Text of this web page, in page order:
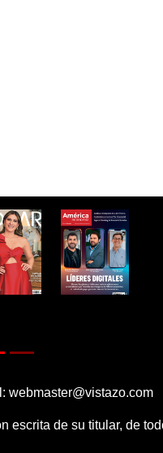
webmaster@vistazo.com
escrita de su titular, de